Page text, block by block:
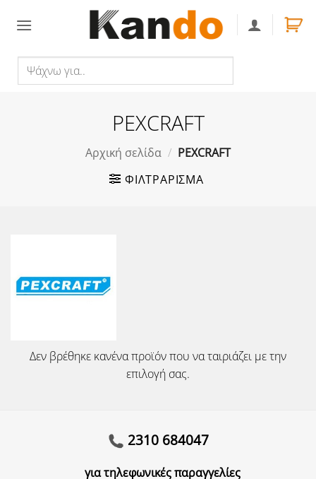
για..
PEXCRAFT
Αρχική σελίδα / PEXCRAFT
ΦΙΛΤΡΆΡΙΣΜΑ
Δεν βρέθηκε κανένα προϊόν που να ταιριάζει με την
επιλογή σας.
2310 684047
για τηλεφωνικές παραγγελίες